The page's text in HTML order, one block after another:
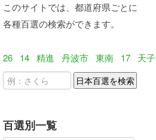
このサイトでは、都道府県ごとに
各種百選の検索ができます。
26 14 精進 丹波市 東南 17 天子
百選別一覧